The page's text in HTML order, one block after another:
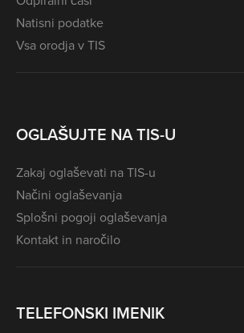
Natisni podatke
Vsa orodja v TIS
OGLAŠUJTE NA TIS-U
Zakaj oglaševati na TIS-u
Načini oglaševanja
Splošni pogoji oglaševanja
Kontakt in naročilo
TELEFONSKI IMENIK